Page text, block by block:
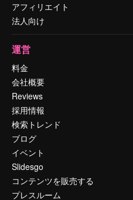
アフィリエイト
法人向け
運営
料金
会社概要
Reviews
採用情報
検索トレンド
ブログ
イベント
Slidesgo
コンテンツを販売する
プレスルーム